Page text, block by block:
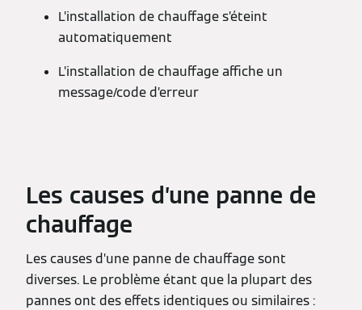
L’installation de chauffage s’éteint
automatiquement
L’installation de chauffage affiche un
message/code d’erreur
Les causes d’une panne de
chauffage
Les causes d’une panne de chauffage sont
diverses. Le problème étant que la plupart des
pannes ont des effets identiques ou similaires :